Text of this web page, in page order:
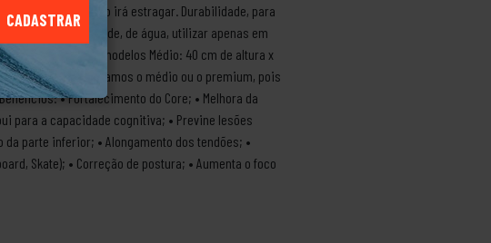
CADASTRAR
na areia que não irá estragar. Durabilidade, para
longe de umidade, de água, utilizar apenas em
Temos dois modelos Médio: 40 cm de altura x
Nós indicamos o médio ou o premium, pois
• Fortalecimento do Core; • Melhora da
para a capacidade cognitiva; • Previne lesões
parte inferior; • Alongamento dos tendões; •
Skate); • Correção de postura; • Aumenta o foco